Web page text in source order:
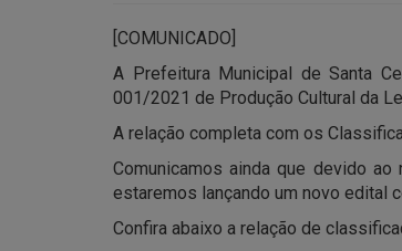
[COMUNICADO]
A Prefeitura Municipal de Santa
001/2021 de Produção Cultural da
A relação completa com os
Comunicamos ainda que devido
estaremos lançando um novo edital
Confira abaixo a relação de